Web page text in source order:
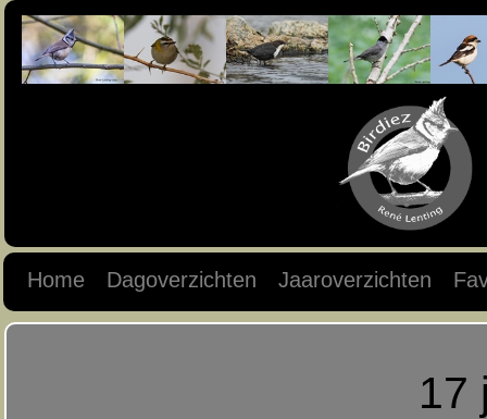
Home Dagoverzichten Jaaroverzichten
17